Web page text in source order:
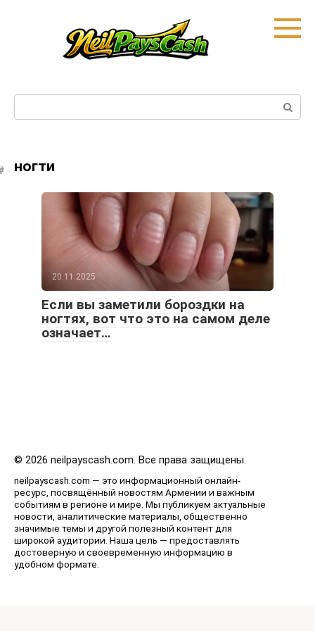
ногти
20.11.2025
Если вы заметили бороздки на
ногтях, вот что это на самом деле
означает…
© 2026 neilpayscash.com. Все права защищены.
neilpayscash.com — это информационный онлайн-
ресурс, посвящённый новостям Армении и важным
событиям в регионе и мире. Мы публикуем актуальные
новости, аналитические материалы, общественно
значимые темы и другой полезный контент для
широкой аудитории. Наша цель — предоставлять
достоверную и своевременную информацию в
удобном формате.